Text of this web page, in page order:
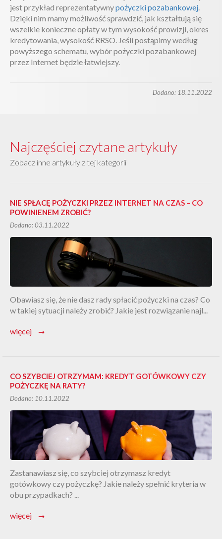
jest przykład reprezentatywnypożyczki pozabankowej.
Dzięki nim mamy możliwość sprawdzić, jak kształtują się
wszelkie konieczne opłaty w tym wysokość prowizji, okres
kredytowania, wysokość RRSO. Jeśli postąpimy według
powyższego schematu, wybór pożyczki pozabankowej
przez Internet będzie łatwiejszy.
Dodano: 18.11.2022
Najczęściej czytane artykuły
Zobacz inne artykuły z tej kategorii
NIE SPŁACĘ POŻYCZKI PRZEZ INTERNET NA CZAS ­– CO
POWINIENEM ZROBIĆ?
Dodano: 03.11.2022
Obawiasz się, że nie dasz rady spłacić pożyczki na czas? Co
w takiej sytuacji należy zrobić? Jakie jest rozwiązanie najl...
więcej ➞
CO SZYBCIEJ OTRZYMAM: KREDYT GOTÓWKOWY CZY
POŻYCZKĘ NA RATY?
Dodano: 10.11.2022
Zastanawiasz się, co szybciej otrzymasz kredyt
gotówkowy czy pożyczkę? Jakie należy spełnić kryteria w
obu przypadkach? ...
więcej ➞